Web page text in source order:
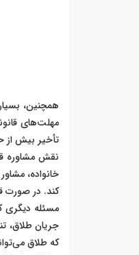
همچنین،
مهلت‌های
تأخیر بیش از
نقش مشاوره
خانواده،
کند. در صورت
مسئله دیگری
جریان طلاق،
که طلاق